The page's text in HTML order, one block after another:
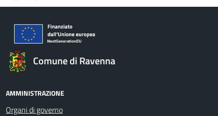
Comune di Ravenna
AMMINISTRAZIONE
Organi di governo